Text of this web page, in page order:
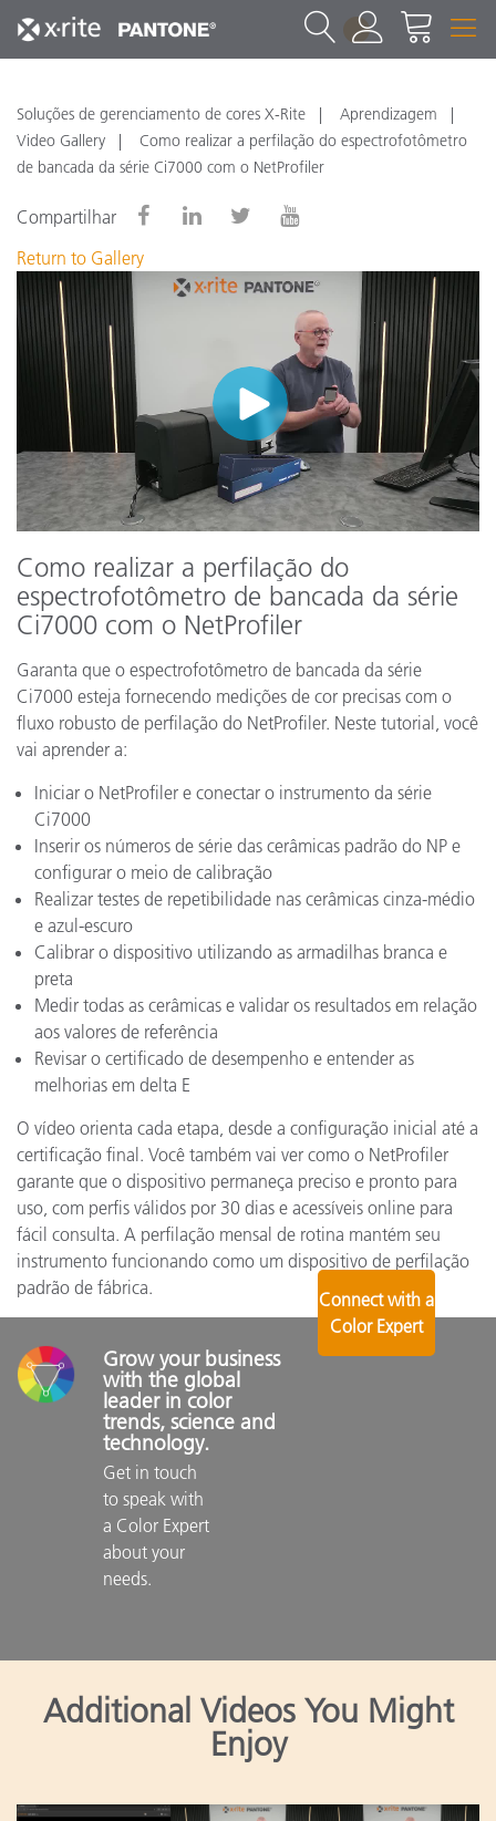
1
Soluções de gerenciamento de cores X-Rite
Aprendizagem
Video Gallery
Como realizar a perfilação do espectrofotômetro
de bancada da série Ci7000 com o NetProfiler
Compartilhar
Return to Gallery
Como realizar a perfilação do
espectrofotômetro de bancada da série
Ci7000 com o NetProfiler
Garanta que o espectrofotômetro de bancada da série
Ci7000 esteja fornecendo medições de cor precisas com o
fluxo robusto de perfilação do NetProfiler. Neste tutorial, você
vai aprender a:
Iniciar o NetProfiler e conectar o instrumento da série
Ci7000
Inserir os números de série das cerâmicas padrão do NP e
configurar o meio de calibração
Realizar testes de repetibilidade nas cerâmicas cinza-médio
e azul-escuro
Calibrar o dispositivo utilizando as armadilhas branca e
preta
Medir todas as cerâmicas e validar os resultados em relação
aos valores de referência
Revisar o certificado de desempenho e entender as
melhorias em delta E
O vídeo orienta cada etapa, desde a configuração inicial até a
certificação final. Você também vai ver como o NetProfiler
garante que o dispositivo permaneça preciso e pronto para
uso, com perfis válidos por 30 dias e acessíveis online para
fácil consulta. A perfilação mensal de rotina mantém seu
instrumento funcionando como um dispositivo de perfilação
padrão de fábrica.
Grow your business
with the global
leader in color
trends, science and
technology.
Get in touch
to speak with
a Color Expert
about your
needs.
Connect with a
Color Expert
Additional Videos You Might
Enjoy